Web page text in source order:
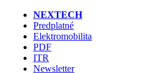
NEXTECH
Predplatné
Elektromobilita
PDF
ITR
Newsletter